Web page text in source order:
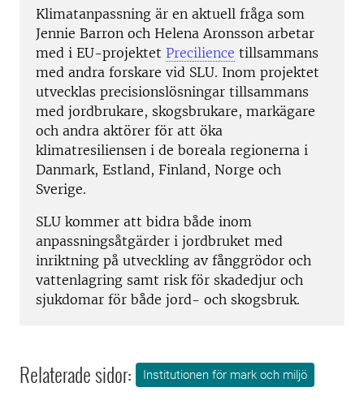
Klimatanpassning är en aktuell fråga som
Jennie Barron och Helena Aronsson arbetar
med i EU-projektet Precilience tillsammans
med andra forskare vid SLU. Inom projektet
utvecklas precisionslösningar tillsammans
med jordbrukare, skogsbrukare, markägare
och andra aktörer för att öka
klimatresiliensen i de boreala regionerna i
Danmark, Estland, Finland, Norge och
Sverige.
SLU kommer att bidra både inom
anpassningsåtgärder i jordbruket med
inriktning på utveckling av fånggrödor och
vattenlagring samt risk för skadedjur och
sjukdomar för både jord- och skogsbruk.
Relaterade sidor: Institutionen för mark och miljö